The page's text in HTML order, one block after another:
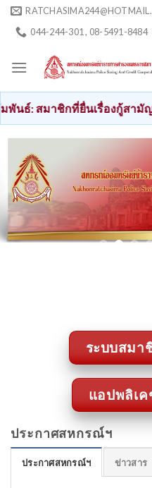
Skip
044-244-301 , 08-5491-8484
ยื่นเรื่องกู้สามัญตั้งแต่ วันที่ 1
ระบบสมา
แอปพลิเ
ประกาศสหกรณ์ฯ
ประกาศสหกรณ์ฯ ข่าวสาร